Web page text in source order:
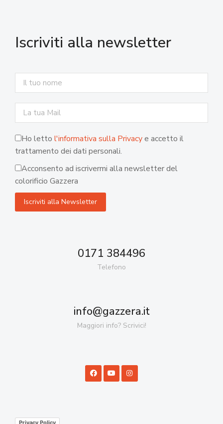
Iscriviti alla newsletter
Ho letto l'informativa sulla Privacye accetto il
trattamento dei dati personali.
Acconsento ad iscrivermi alla newsletter del
colorificio Gazzera
0171 384496
Telefono
info@gazzera.it
Maggiori info? Scrivici!